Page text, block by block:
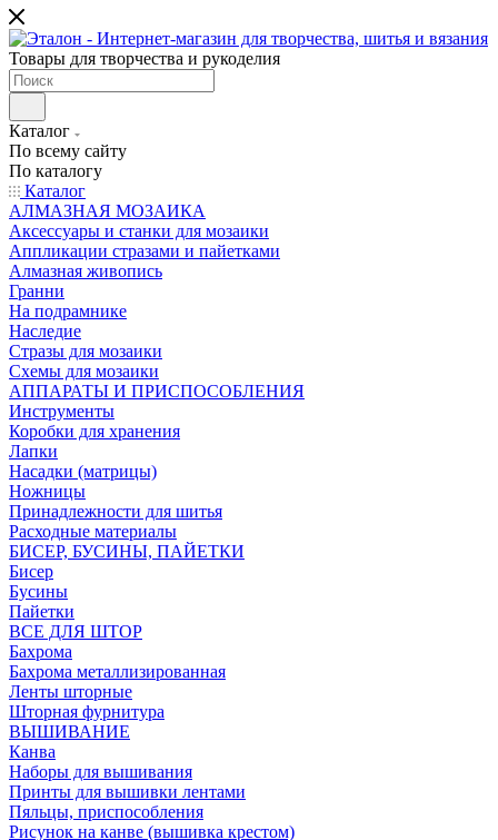
Товары для творчества и рукоделия
Каталог
По всему сайту
По каталогу
Каталог
АЛМАЗНАЯ МОЗАИКА
Аксессуары и станки для мозаики
Аппликации стразами и пайетками
Алмазная живопись
Гранни
На подрамнике
Наследие
Стразы для мозаики
Схемы для мозаики
АППАРАТЫ И ПРИСПОСОБЛЕНИЯ
Инструменты
Коробки для хранения
Лапки
Насадки (матрицы)
Ножницы
Принадлежности для шитья
Расходные материалы
БИСЕР, БУСИНЫ, ПАЙЕТКИ
Бисер
Бусины
Пайетки
ВСЕ ДЛЯ ШТОР
Бахрома
Бахрома металлизированная
Ленты шторные
Шторная фурнитура
ВЫШИВАНИЕ
Канва
Наборы для вышивания
Принты для вышивки лентами
Пяльцы, приспособления
Рисунок на канве (вышивка крестом)